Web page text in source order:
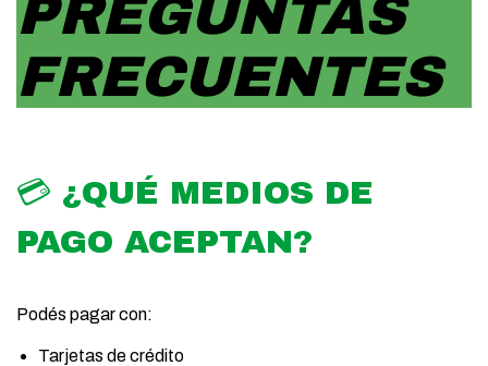
PREGUNTAS
FRECUENTES
💳 ¿QUÉ MEDIOS DE
PAGO ACEPTAN?
Podés pagar con:
Tarjetas de crédito